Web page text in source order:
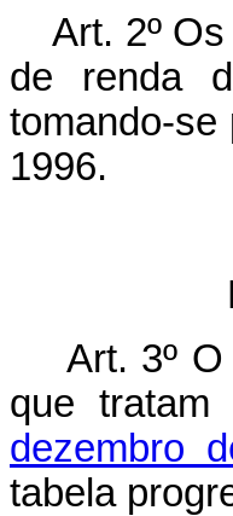
Art. 2º
de renda
tomando-se
1996.
Art. 3º
que tratam
dezembro
tabela